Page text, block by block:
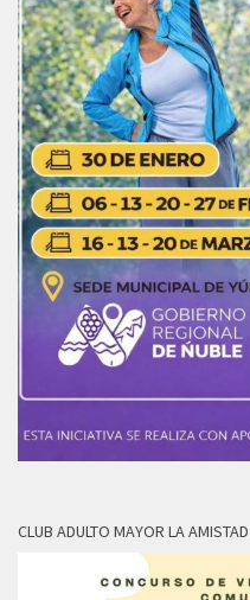
CLUB ADULTO MAYOR LA AMISTAD